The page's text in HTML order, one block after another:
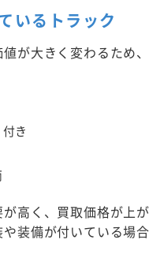
いるトラック
が大きく変わるため
き
高く、買取価格が上
装備が付いている場